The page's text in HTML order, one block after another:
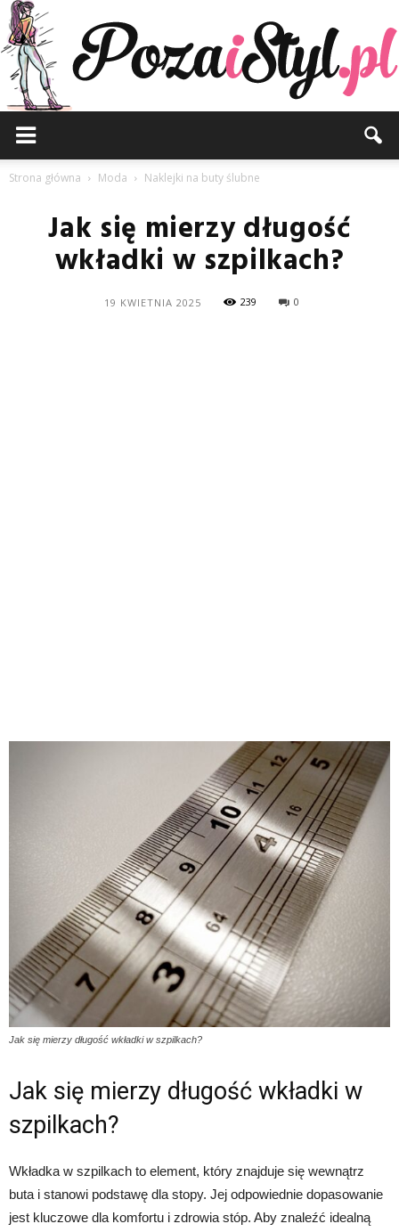
Strona główna Moda Naklejki na buty ślubne
Jak się mierzy długość
wkładki w szpilkach?
19 KWIETNIA 2025 239 0
Jak się mierzy długość wkładki w szpilkach?
Jak się mierzy długość wkładki w
szpilkach?
Wkładka w szpilkach to element, który znajduje się wewnątrz
buta i stanowi podstawę dla stopy. Jej odpowiednie dopasowanie
jest kluczowe dla komfortu i zdrowia stóp. Aby znaleźć idealną